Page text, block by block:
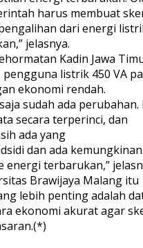
r
n
g
i
B
e
b
a
n
M
a
y
a
r
a
k
a
harus membuat
dari energi
jelasnya.
Kadin Jawa
listrik 450 VA
ekonomi rendah.
sudah ada perubahan.
secara terperinci, dan
ada yang
dan ada
energi terbarukan,”
Brawijaya Malang itu
lebih penting adalah
ekonomi akurat agar